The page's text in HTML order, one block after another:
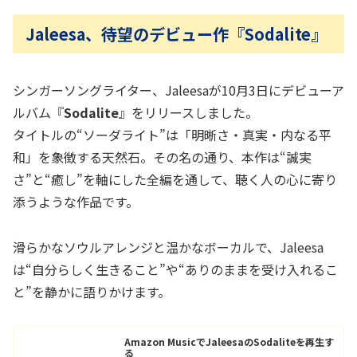
Jaleesa、待望のデビュー作『Sodalite』
シンガーソングライター、Jaleesaが10月3日にデビューア
ルバム『Sodalite』をリリースしました。
タイトルの“ソーダライト”は「明晰さ・真実・内なる平
和」を象徴する天然石。その名の通り、本作は“誠実
さ”と“癒し”を軸にした全編を通して、聴く人の心に寄り
添うような作品です。
滑らかなソウルアレンジと温かなボーカルで、Jaleesa
は“自分らしく生きること”や“ありのままを受け入れるこ
と”を静かに語りかけます。
Amazon MusicでJaleesaのSodaliteを再生す
る